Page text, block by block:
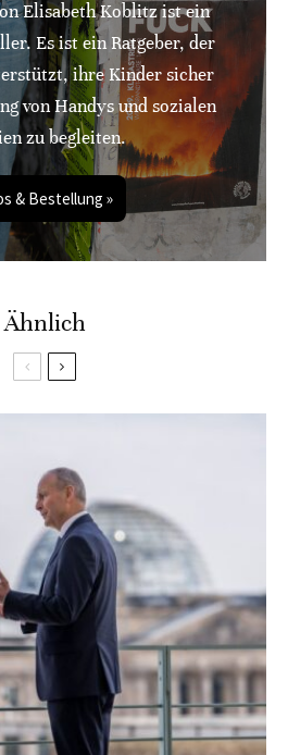
Elisabeth Koblitz ist ein
Es ist ein Ratgeber, der
ihre Kinder sicher
von Handys und sozialen
zu begleiten.
& Bestellung »
Ähnlich